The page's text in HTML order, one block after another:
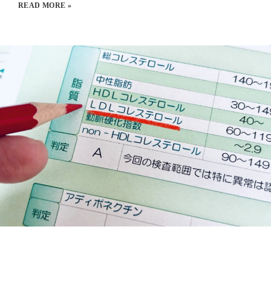
READ MORE »